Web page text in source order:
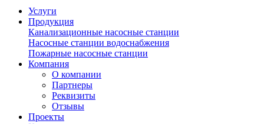
Услуги
Продукция
Канализационные насосные станции
Насосные станции водоснабжения
Пожарные насосные станции
Компания
О компании
Партнеры
Реквизиты
Отзывы
Проекты